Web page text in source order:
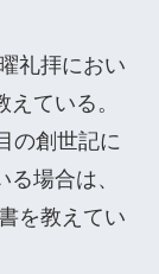
礼拝におい
ている。
の創世記に
場合は、
を教えてい